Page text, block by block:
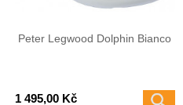
Peter Legwood Dolphin Bianco
1 495,00 Kč